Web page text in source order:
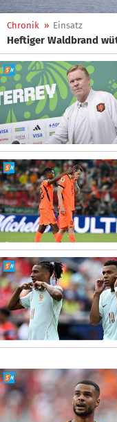
Chronik » Einsatz
Heftiger Waldbrand